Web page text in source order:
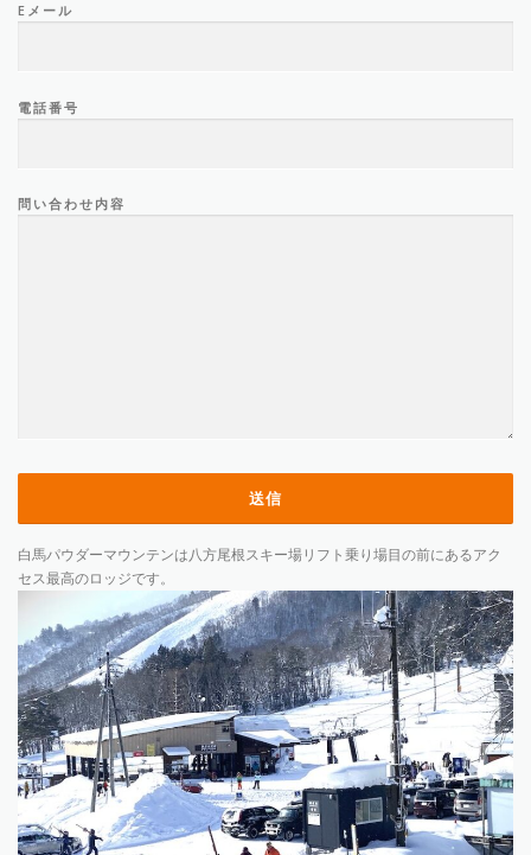
Eメール
電話番号
問い合わせ内容
白馬パウダーマウンテンは八方尾根スキー場リフト乗り場目の前にあるアク
セス最高のロッジです。